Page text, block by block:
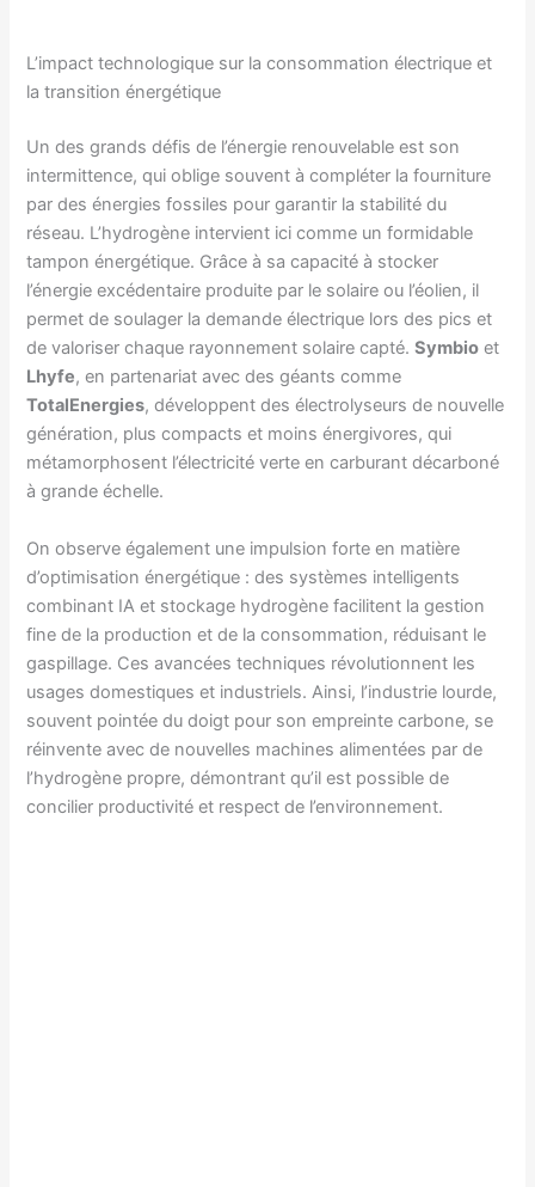
L’impact technologique sur la consommation électrique et
la transition énergétique
Un des grands défis de l’énergie renouvelable est son
intermittence, qui oblige souvent à compléter la fourniture
par des énergies fossiles pour garantir la stabilité du
réseau. L’hydrogène intervient ici comme un formidable
tampon énergétique. Grâce à sa capacité à stocker
l’énergie excédentaire produite par le solaire ou l’éolien, il
permet de soulager la demande électrique lors des pics et
de valoriser chaque rayonnement solaire capté.Symbio et
Lhyfe, en partenariat avec des géants comme
TotalEnergies, développent des électrolyseurs de nouvelle
génération, plus compacts et moins énergivores, qui
métamorphosent l’électricité verte en carburant décarboné
à grande échelle.
On observe également une impulsion forte en matière
d’optimisation énergétique : des systèmes intelligents
combinant IA et stockage hydrogène facilitent la gestion
fine de la production et de la consommation, réduisant le
gaspillage. Ces avancées techniques révolutionnent les
usages domestiques et industriels. Ainsi, l’industrie lourde,
souvent pointée du doigt pour son empreinte carbone, se
réinvente avec de nouvelles machines alimentées par de
l’hydrogène propre, démontrant qu’il est possible de
concilier productivité et respect de l’environnement.